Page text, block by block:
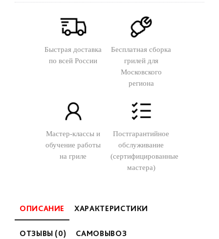
Быстрая доставка
по всей России
Бесплатная сборка
грилей для
Московского
региона
Мастер-классы и
обучение работы
на гриле
Постгарантийное
обслуживание
(сертифицированные
мастера)
ОПИСАНИЕ ХАРАКТЕРИСТИКИ
ОТЗЫВЫ (0) САМОВЫВОЗ